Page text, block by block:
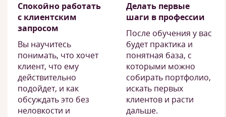
Спокойно работать
с клиентским
запросом
Вы научитесь
понимать, что хочет
клиент, что ему
действительно
подойдет, и как
обсуждать это без
неловкости и
Делать первые
шаги в профессии
После обучения у вас
будет практика и
понятная база, с
которыми можно
собирать портфолио,
искать первых
клиентов и расти
дальше.